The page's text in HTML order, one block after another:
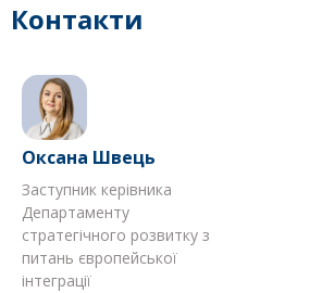
Контакти
Оксана Швець
Заступник керівника
Департаменту
стратегічного розвитку з
питань європейської
інтеграції